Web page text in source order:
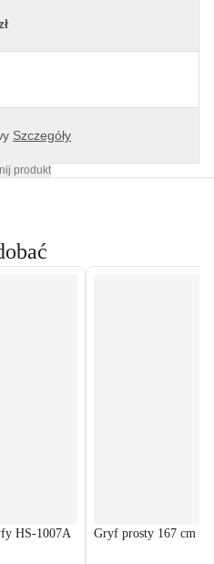
Szczegóły
produkt
HS-1007A Gryf prosty 167 cm